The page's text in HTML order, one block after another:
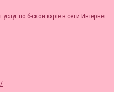
по б-ской карте в сети Интернет